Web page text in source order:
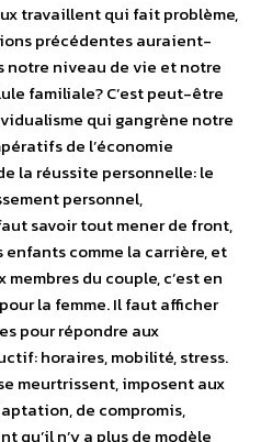
travaillent qui fait problème,
précédentes auraient-
notre niveau de vie et notre
familiale? C’est peut-être
qui gangrène notre
de l’économie
la réussite personnelle: le
personnel,
savoir tout mener de front,
comme la carrière, et
du couple, c’est en
la femme. Il faut afficher
pour répondre aux
horaires, mobilité, stress.
meurtrissent, imposent aux
de compromis,
qu’il n’y a plus de modèle